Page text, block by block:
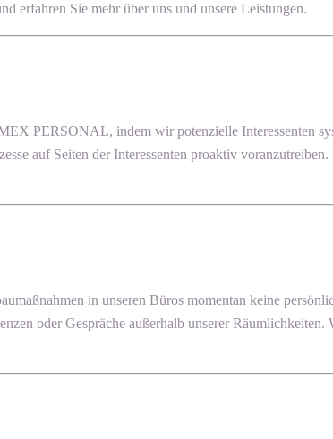
erfahren Sie mehr über uns und unsere Leistungen.
PERSONAL, indem wir potenzielle Interessenten
auf Seiten der Interessenten proaktiv
in unseren Büros momentan keine
oder Gespräche außerhalb unserer